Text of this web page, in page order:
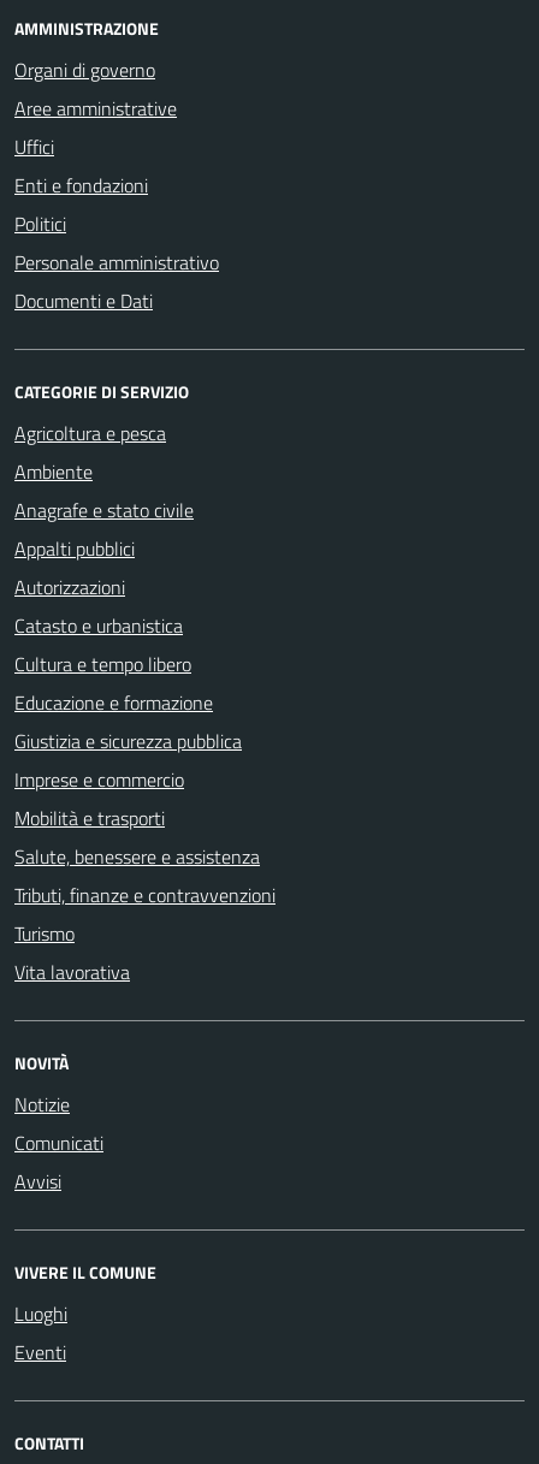
AMMINISTRAZIONE
Organi di governo
Aree amministrative
Uffici
Enti e fondazioni
Politici
Personale amministrativo
Documenti e Dati
CATEGORIE DI SERVIZIO
Agricoltura e pesca
Ambiente
Anagrafe e stato civile
Appalti pubblici
Autorizzazioni
Catasto e urbanistica
Cultura e tempo libero
Educazione e formazione
Giustizia e sicurezza pubblica
Imprese e commercio
Mobilità e trasporti
Salute, benessere e assistenza
Tributi, finanze e contravvenzioni
Turismo
Vita lavorativa
NOVITÀ
Notizie
Comunicati
Avvisi
VIVERE IL COMUNE
Luoghi
Eventi
CONTATTI